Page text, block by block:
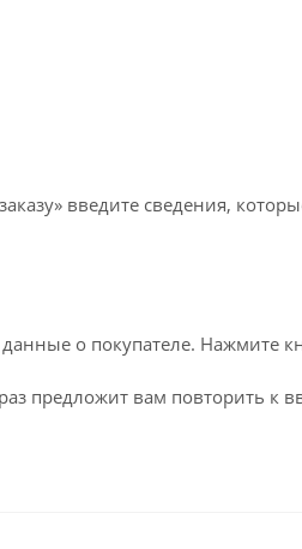
введите сведения,
о покупателе. Нажмите
предложит вам повторить к